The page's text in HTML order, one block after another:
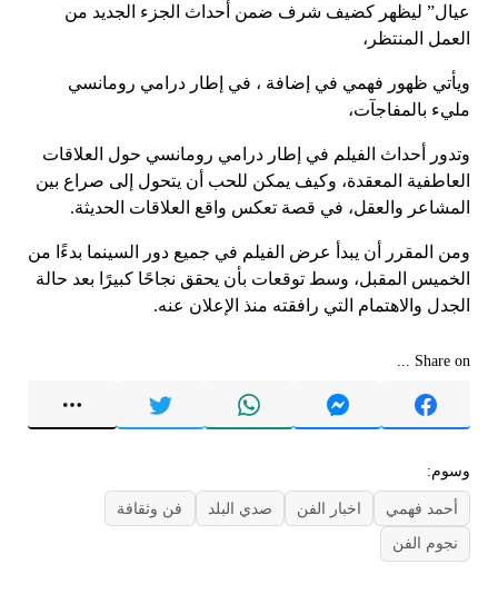
عيال” ليظهر كضيف شرف ضمن أحداث الجزء الجديد من
العمل المنتظر،
ويأتي ظهور فهمي في إضافة ، في إطار درامي رومانسي
مليء بالمفاجآت،
وتدور أحداث الفيلم في إطار درامي رومانسي حول العلاقات
العاطفية المعقدة، وكيف يمكن للحب أن يتحول إلى صراع بين
المشاعر والعقل، في قصة تعكس واقع العلاقات الحديثة.
ومن المقرر أن يبدأ عرض الفيلم في جميع دور السينما بدءًا من
الخميس المقبل، وسط توقعات بأن يحقق نجاحًا كبيرًا بعد حالة
الجدل والاهتمام التي رافقته منذ الإعلان عنه.
Share on ...
وسوم:
أحمد فهمي اخبار الفن صدي البلد
فن وثقافة
نجوم الفن